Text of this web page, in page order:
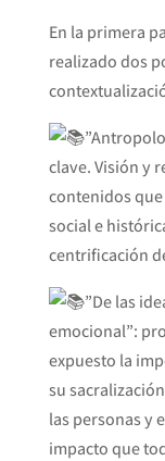
En la primera
realizado dos
clave. Visión y
contenidos
social e
centrificación
”De las
emocional”:
expuesto la
su
las personas y
impacto que